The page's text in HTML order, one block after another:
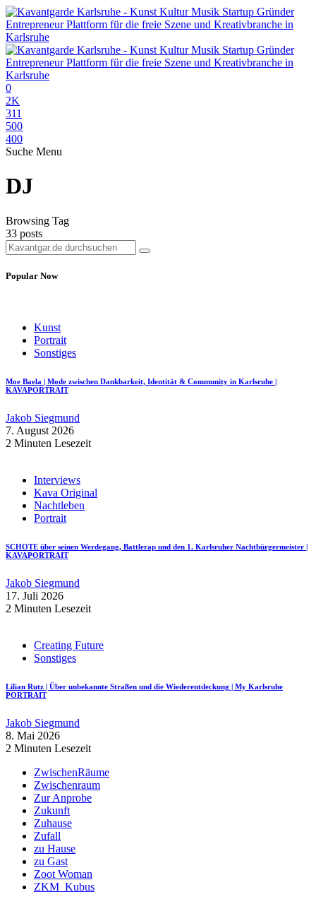
0
2K
311
500
400
Suche Menu
DJ
Browsing Tag
33 posts
Popular Now
Kunst
Portrait
Sonstiges
Moe Baela | Mode zwischen Dankbarkeit, Identität & Community in Karlsruhe |
KAVAPORTRAIT
Jakob Siegmund
7. August 2026
2 Minuten Lesezeit
Interviews
Kava Original
Nachtleben
Portrait
SCHOTE über seinen Werdegang, Battlerap und den 1. Karlsruher Nachtbürgermeister |
KAVAPORTRAIT
Jakob Siegmund
17. Juli 2026
2 Minuten Lesezeit
Creating Future
Sonstiges
Lilian Rutz | Über unbekannte Straßen und die Wiederentdeckung | My Karlsruhe
PORTRAIT
Jakob Siegmund
8. Mai 2026
2 Minuten Lesezeit
ZwischenRäume
Zwischenraum
Zur Anprobe
Zukunft
Zuhause
Zufall
zu Hause
zu Gast
Zoot Woman
ZKM_Kubus